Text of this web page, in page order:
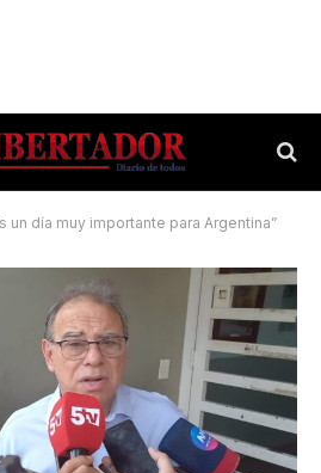
un día muy importante para Argentina”